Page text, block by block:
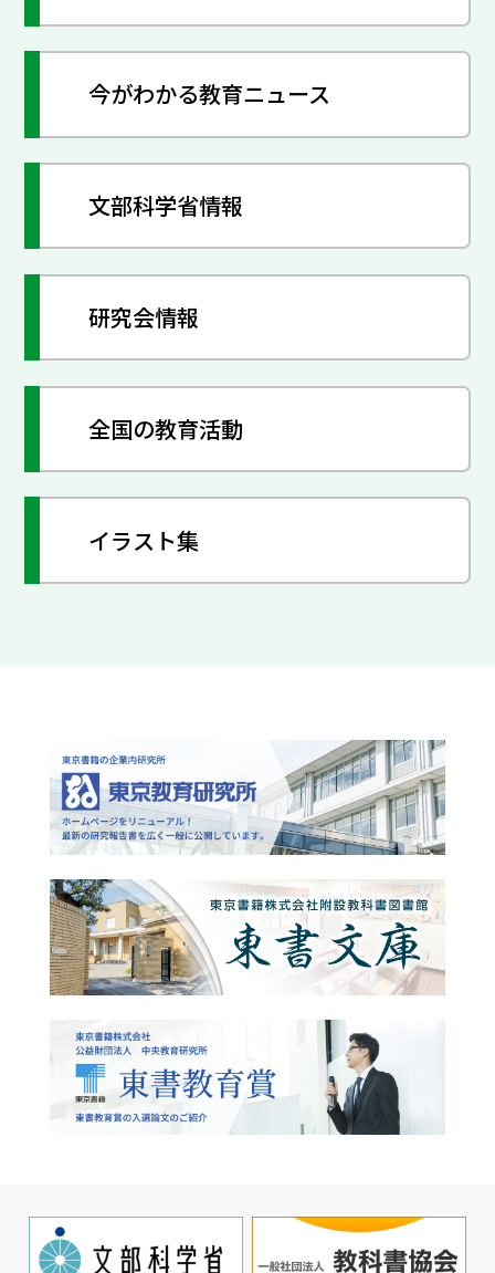
今がわかる教育ニュース
文部科学省情報
研究会情報
全国の教育活動
イラスト集